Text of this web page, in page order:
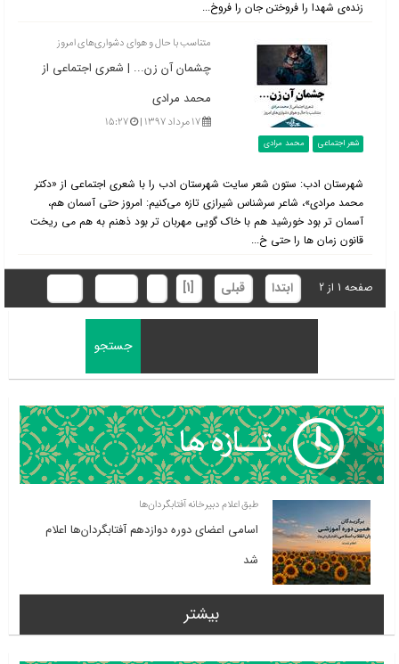
زنده‌ی شهدا را فروختن جان را فروخ...
متناسب با حال و هوای دشواری‌‌های امروز
چشمان آن زن... | شعری اجتماعی از
محمد مرادی
۱۷ مرداد ۱۳۹۷ | ۱۵:۲۷
شعر اجتماعی محمد مرادی
شهرستان ادب: ستون شعر سایت شهرستان ادب را با شعری اجتماعی از «دکتر
محمد مرادی»، شاعر سرشناس شیرازی تازه می‌کنیم: امروز حتی آسمان هم،
آسمان تر بود خورشید هم با خاک گویی مهربان تر بود ذهنم به هم می ریخت
قانون زمان ها را حتی خ...
صفحه 1 از 2 ابتدا قبلی [1]
طبق اعلام دبیرخانه آفتابگردان‌ها
اسامی اعضای دوره دوازدهم آفتابگردان‌ها اعلام
شد
بیشتر